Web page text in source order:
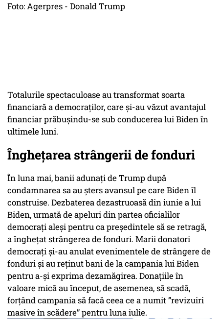
Foto: Agerpres - Donald Trump
Totalurile spectaculoase au transformat soarta
financiară a democraților, care și-au văzut avantajul
financiar prăbușindu-se sub conducerea lui Biden în
ultimele luni.
Înghețarea strângerii de fonduri
În luna mai, banii adunați de Trump după
condamnarea sa au șters avansul pe care Biden îl
construise. Dezbaterea dezastruoasă din iunie a lui
Biden, urmată de apeluri din partea oficialilor
democrați aleși pentru ca președintele să se retragă,
a înghețat strângerea de fonduri. Marii donatori
democrați și-au anulat evenimentele de strângere de
fonduri și au reținut bani de la campania lui Biden
pentru a-și exprima dezamăgirea. Donațiile în
valoare mică au început, de asemenea, să scadă,
forțând campania să facă ceea ce a numit ”revizuiri
masive în scădere” pentru luna iulie.